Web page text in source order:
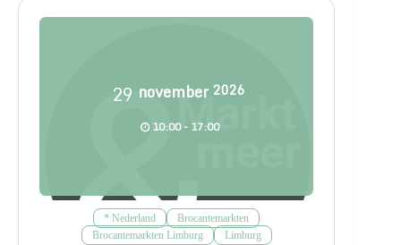
29 november 2026
10:00 - 17:00
* Nederland
Brocantemarkten
Brocantemarkten Limburg
Limburg